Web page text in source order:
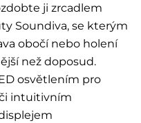
ji zrcadlem
Soundiva, se kterým
obočí nebo holení
než doposud.
osvětlením pro
intuitivním